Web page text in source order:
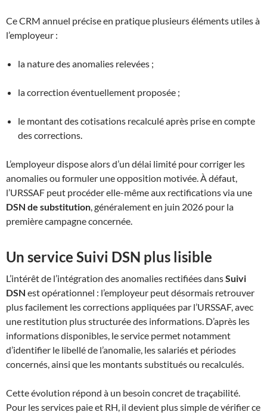
Ce CRM annuel précise en pratique plusieurs éléments utiles à
l’employeur :
la nature des anomalies relevées ;
la correction éventuellement proposée ;
le montant des cotisations recalculé après prise en compte
des corrections.
L’employeur dispose alors d’un délai limité pour corriger les
anomalies ou formuler une opposition motivée. À défaut,
l’URSSAF peut procéder elle-même aux rectifications via une
DSN de substitution, généralement en juin 2026 pour la
première campagne concernée.
Un service Suivi DSN plus lisible
L’intérêt de l’intégration des anomalies rectifiées dansSuivi
DSN est opérationnel : l’employeur peut désormais retrouver
plus facilement les corrections appliquées par l’URSSAF, avec
une restitution plus structurée des informations. D’après les
informations disponibles, le service permet notamment
d’identifier le libellé de l’anomalie, les salariés et périodes
concernés, ainsi que les montants substitués ou recalculés.
Cette évolution répond à un besoin concret de traçabilité.
Pour les services paie et RH, il devient plus simple de vérifier ce